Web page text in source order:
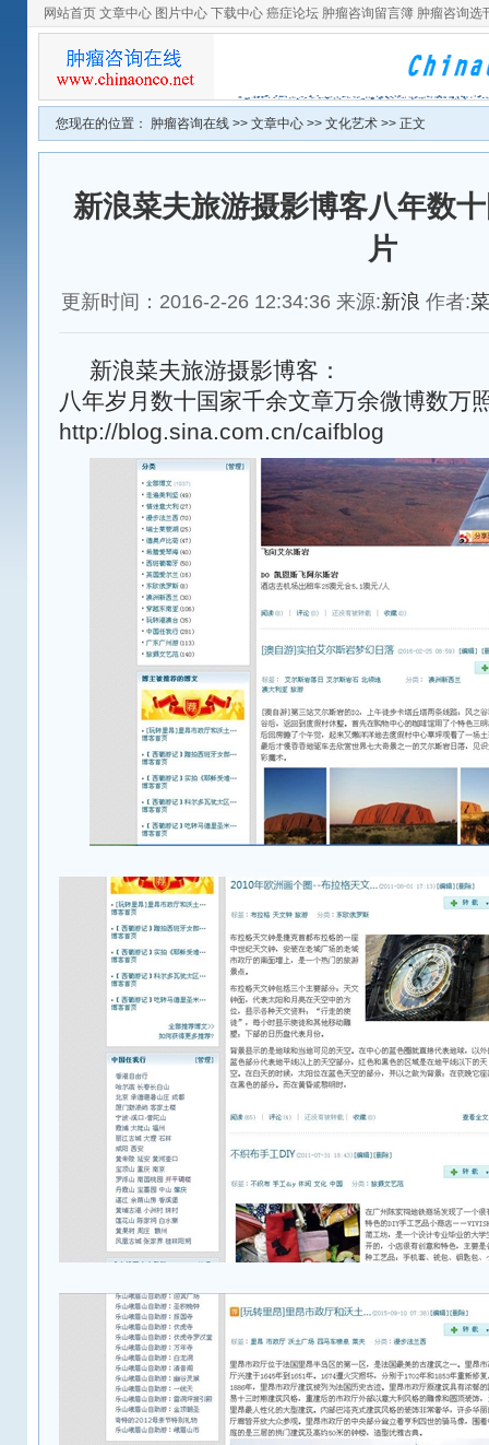
网站首页 文章中心 图片中心 下载中心 癌症论坛 肿瘤咨询留言簿 肿瘤咨询选
您现在的位置： 肿瘤咨询在线 >> 文章中心 >> 文化艺术 >> 正文
新浪菜夫旅游摄影博客八年数
片
更新时间：2016-2-26 12:34:36 来源:新浪 作者:
新浪菜夫旅游摄影博客：
八年岁月数十国家千余文章万余微博数万
http://blog.sina.com.cn/caifblog